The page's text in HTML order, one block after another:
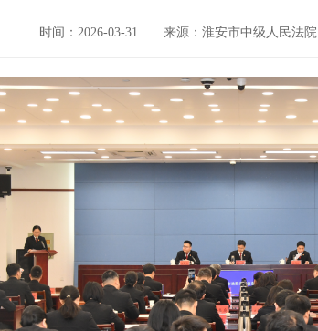
时间：2026-03-31 来源：淮安市中级人民法院